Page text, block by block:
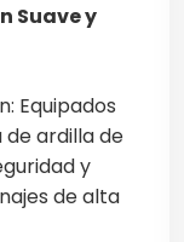
Suave y
Equipados
ardilla de
y
de alta